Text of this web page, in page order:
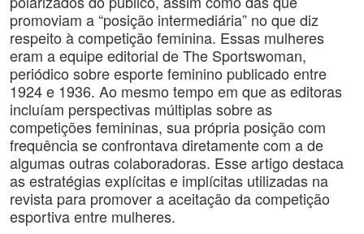
promoviam a “posição intermediária” no que diz
respeito à competição feminina. Essas mulheres
eram a equipe editorial de The Sportswoman,
periódico sobre esporte feminino publicado entre
1924 e 1936. Ao mesmo tempo em que as editoras
incluíam perspectivas múltiplas sobre as
competições femininas, sua própria posição com
frequência se confrontava diretamente com a de
algumas outras colaboradoras. Esse artigo destaca
as estratégias explícitas e implícitas utilizadas na
revista para promover a aceitação da competição
esportiva entre mulheres.